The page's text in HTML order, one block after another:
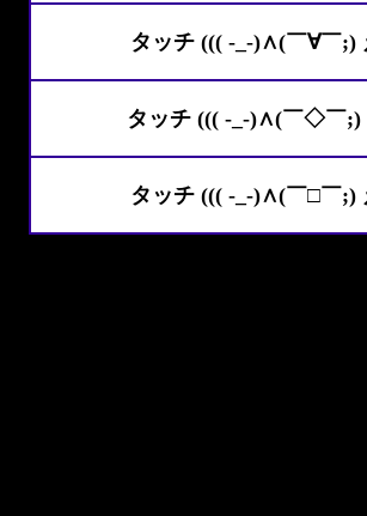
タッチ ((( -_-)∧(￣∀￣;)
タッチ ((( -_-)∧(￣◇￣;)
タッチ ((( -_-)∧(￣□￣;)